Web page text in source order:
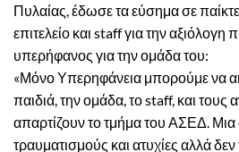
Πυλαίας, έδωσε τα εύσημα σε
επιτελείο και staff για την
υπερήφανος για την ομάδα του:
«Μόνο Υπερηφάνεια μπορούμε να
παιδιά, την ομάδα, το staff, και
απαρτίζουν το τμήμα του ΑΣΕΔ.
τραυματισμούς και ατυχίες αλλά